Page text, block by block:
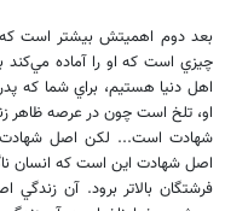
بعد دوم اهميتش بيشتر است
چيزي است كه او را آماده مي‌كند
اهل دنيا هستيم، براي شما كه
او، تلخ است چون در عرصه ظاهر
شهادت است... لكن اصل شهادت
اصل شهادت اين است كه انسان
فرشتگان بالاتر برود. آن